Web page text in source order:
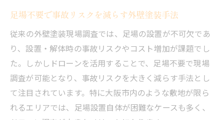
足場不要で事故リスクを減らす外壁塗装手法
従来の外壁塗装現場調査では、足場の設置が不可欠であ
り、設置・解体時の事故リスクやコスト増加が課題でし
た。しかしドローンを活用することで、足場不要で現場
調査が可能となり、事故リスクを大きく減らす手法とし
て注目されています。特に大阪市内のような敷地が限ら
れるエリアでは、足場設置自体が困難なケースも多く、